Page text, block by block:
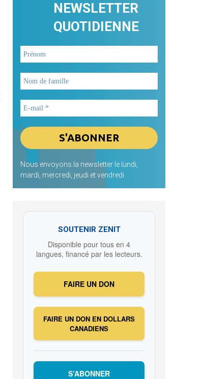
NEWSLETTER
QUOTIDIENNE
Nous envoyons la newsletter le lundi,
mardi, mercredi, jeudi et vendredi
SOUTENIR ZENIT
Disponible pour tous en 4
langues, financé par les lecteurs.
FAIRE UN DON
FAIRE UN DON EN DOLLARS
CANADIENS
S’ABONNER